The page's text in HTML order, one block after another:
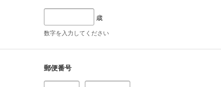
歳
数字を入力してください
郵便番号